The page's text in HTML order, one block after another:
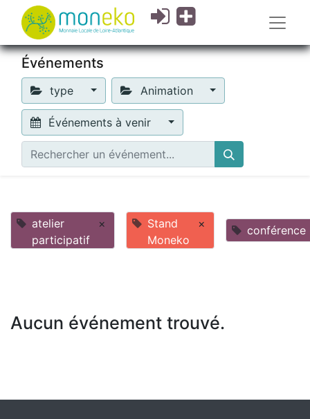
Événements
type Animation
Événements à venir
atelier
participatif
×
Stand
Moneko
× conférence
Aucun événement trouvé.